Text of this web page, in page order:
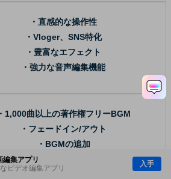
編集アプリ
ビデオ編集アプリ
入手
・直感的な操作性
・Vloger、SNS特化
・豊富なエフェクト
・強力な音声編集機能
・1,000曲以上の著作権フリーBGM
・フェードイン/アウト
・BGMの追加
・音声トリミング